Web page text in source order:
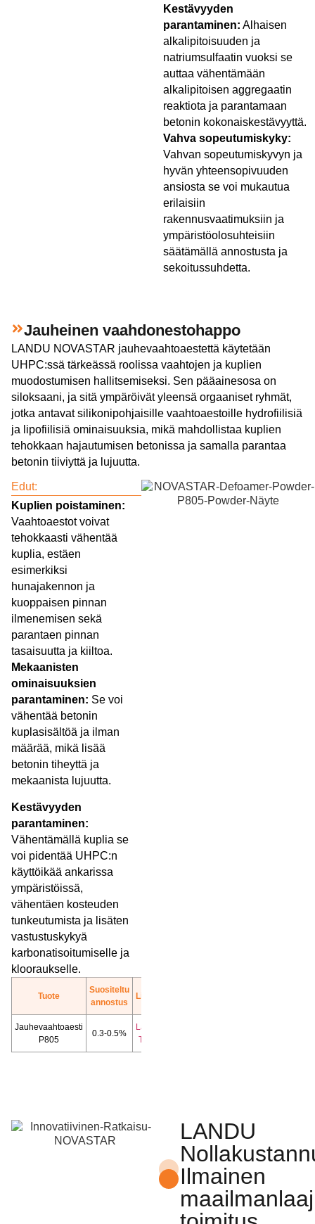
Kestävyyden
parantaminen: Alhaisen
alkalipitoisuuden ja
natriumsulfaatin vuoksi se
auttaa vähentämään
alkalipitoisen aggregaatin
reaktiota ja parantamaan
betonin kokonaiskestävyyttä.
Vahva sopeutumiskyky:
Vahvan sopeutumiskyvyn ja
hyvän yhteensopivuuden
ansiosta se voi mukautua
erilaisiin
rakennusvaatimuksiin ja
ympäristöolosuhteisiin
säätämällä annostusta ja
sekoitussuhdetta.
Jauheinen vaahdonestohappo
LANDU NOVASTAR jauhevaahtoaestettä käytetään
UHPC:ssä tärkeässä roolissa vaahtojen ja kuplien
muodostumisen hallitsemiseksi. Sen pääainesosa on
siloksaani, ja sitä ympäröivät yleensä orgaaniset ryhmät,
jotka antavat silikonipohjaisille vaahtoaestoille hydrofiilisiä
ja lipofiilisiä ominaisuuksia, mikä mahdollistaa kuplien
tehokkaan hajautumisen betonissa ja samalla parantaa
betonin tiiviyttä ja lujuutta.
Edut:
Kuplien poistaminen:
Vaahtoaestot voivat
tehokkaasti vähentää
kuplia, estäen
esimerkiksi
hunajakennon ja
kuoppaisen pinnan
ilmenemisen sekä
parantaen pinnan
tasaisuutta ja kiiltoa.
Mekaanisten
ominaisuuksien
parantaminen: Se voi
vähentää betonin
kuplasisältöä ja ilman
määrää, mikä lisää
betonin tiheyttä ja
mekaanista lujuutta.
Kestävyyden
parantaminen:
Vähentämällä kuplia se
voi pidentää UHPC:n
käyttöikää ankarissa
ympäristöissä,
vähentäen kosteuden
tunkeutumista ja lisäten
vastustuskykyä
karbonatisoitumiselle ja
klooraukselle.
Tuote
Suositeltu
annostus
Lisää
Jauhevaahtoaesti
P805
0.3-0.5%
Lataa
TDS
LANDU
Ilmainen